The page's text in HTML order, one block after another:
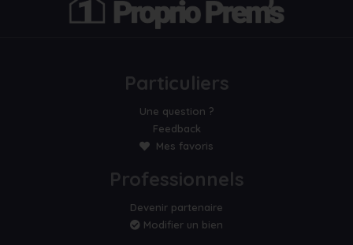
Particuliers
Une question ?
Feedback
Mes favoris
Professionnels
Devenir partenaire
Modifier un bien